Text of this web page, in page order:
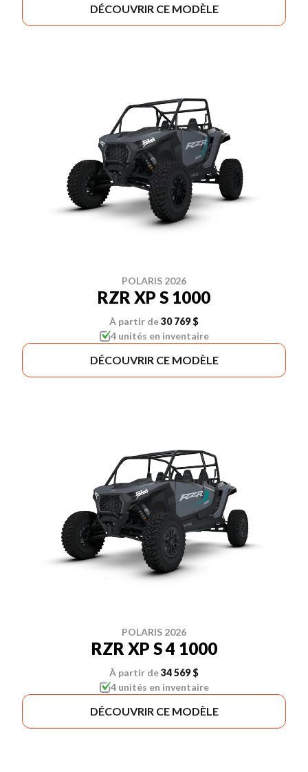
DÉCOUVRIR CE MODÈLE
POLARIS 2026
RZR XP S 1000
À partir de30 769 $
4 unités en inventaire
DÉCOUVRIR CE MODÈLE
POLARIS 2026
RZR XP S 4 1000
À partir de34 569 $
4 unités en inventaire
DÉCOUVRIR CE MODÈLE